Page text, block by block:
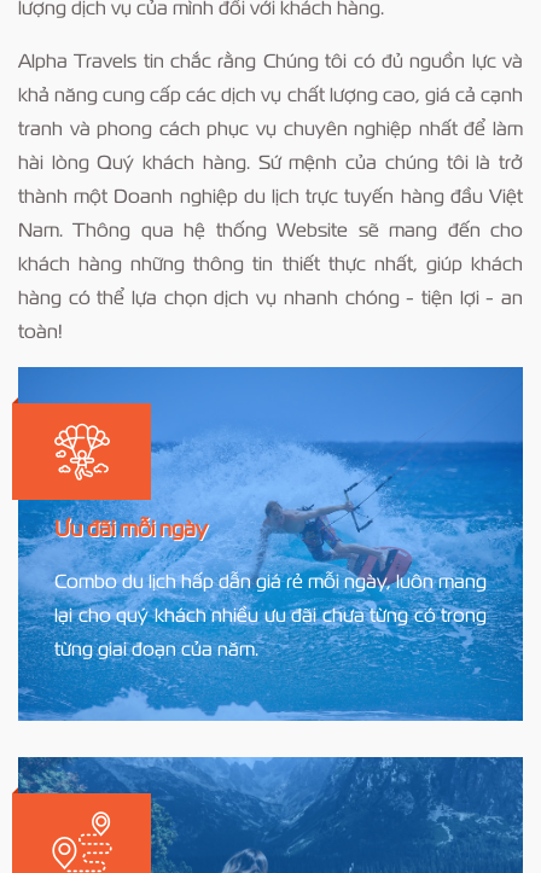
lượng dịch vụ của mình đối với khách hàng.
Alpha Travels tin chắc rằng Chúng tôi có đủ nguồn lực và
khả năng cung cấp các dịch vụ chất lượng cao, giá cả cạnh
tranh và phong cách phục vụ chuyên nghiệp nhất để làm
hài lòng Quý khách hàng. Sứ mệnh của chúng tôi là trở
thành một Doanh nghiệp du lịch trực tuyến hàng đầu Việt
Nam. Thông qua hệ thống Website sẽ mang đến cho
khách hàng những thông tin thiết thực nhất, giúp khách
hàng có thể lựa chọn dịch vụ nhanh chóng - tiện lợi - an
toàn!
Ưu đãi mỗi ngày
Combo du lịch hấp dẫn giá rẻ mỗi ngày, luôn mang
lại cho quý khách nhiều ưu đãi chưa từng có trong
từng giai đoạn của năm.